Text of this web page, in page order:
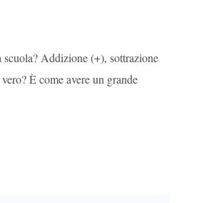
Addizione (+), sottrazione
È come avere un grande